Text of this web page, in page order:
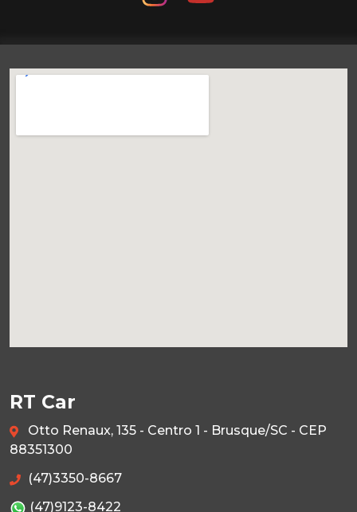
RT Car
Otto Renaux, 135 - Centro 1 - Brusque/SC - CEP
88351300
(47)3350-8667
(47)9123-8422